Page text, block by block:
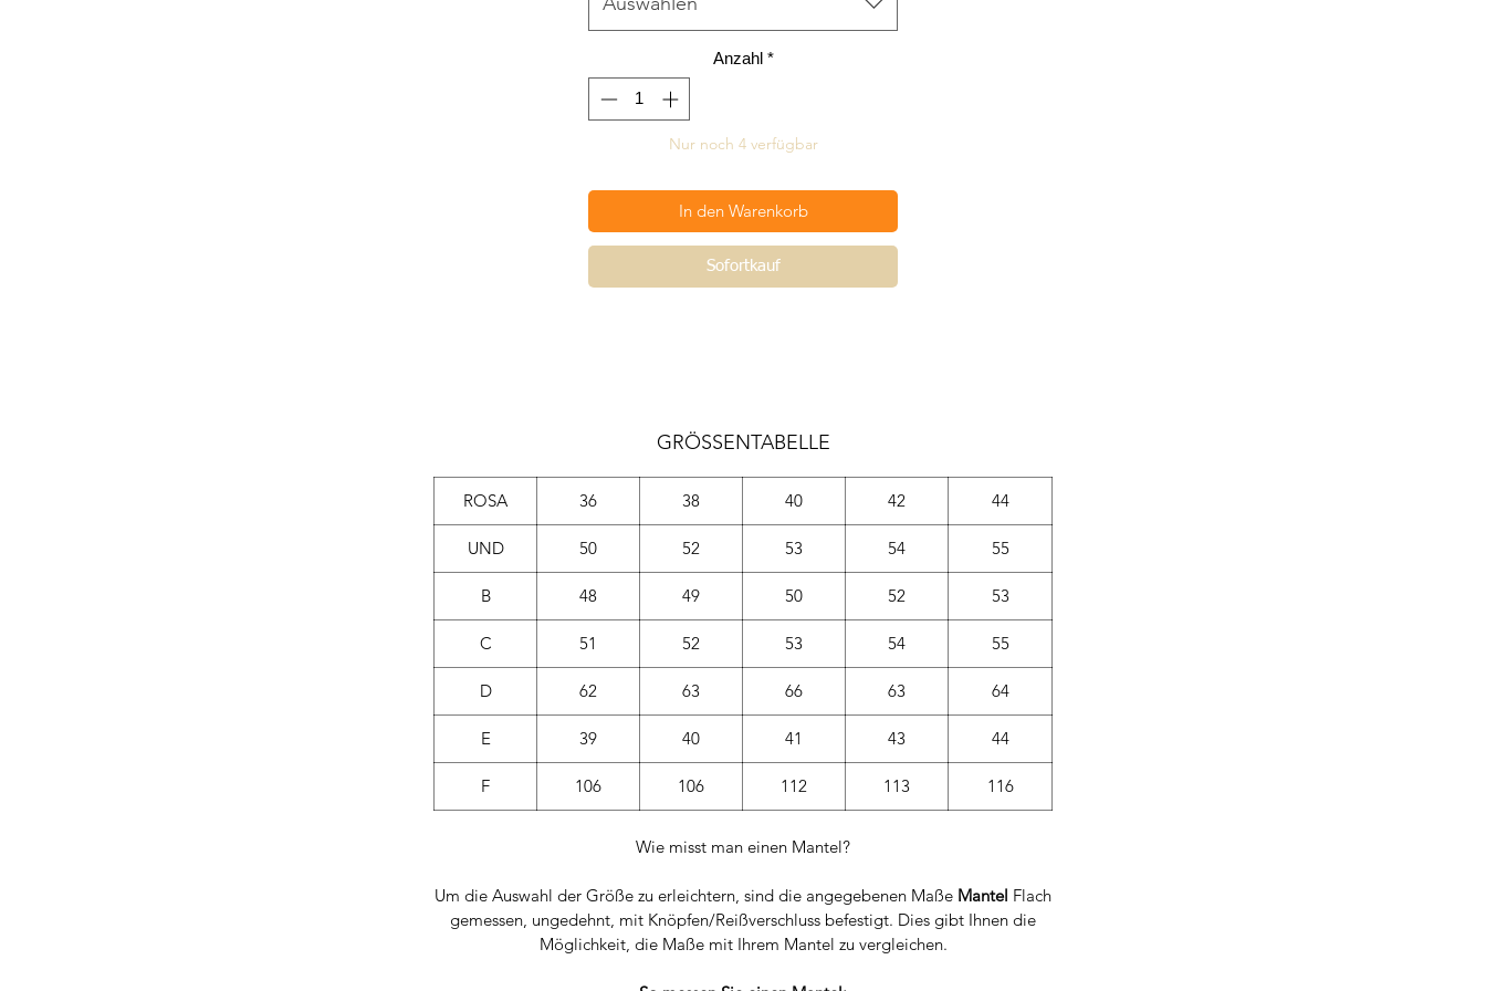
Anzahl *
Nur noch 4 verfügbar
In den Warenkorb
Sofortkauf
GRÖSSENTABELLE
ROSA 36 38 40 42 44
UND 50 52 53 54 55
B 48 49 50 52 53
C 51 52 53 54 55
D 62 63 66 63 64
E 39 40 41 43 44
F 106 106 112 113 116
Wie misst man einen Mantel?
Um die Auswahl der Größe zu erleichtern, sind die angegebenen Maße Mantel Flach
gemessen, ungedehnt, mit Knöpfen/Reißverschluss befestigt. Dies gibt Ihnen die
Möglichkeit, die Maße mit Ihrem Mantel zu vergleichen.